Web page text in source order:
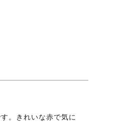
。きれいな赤で気に